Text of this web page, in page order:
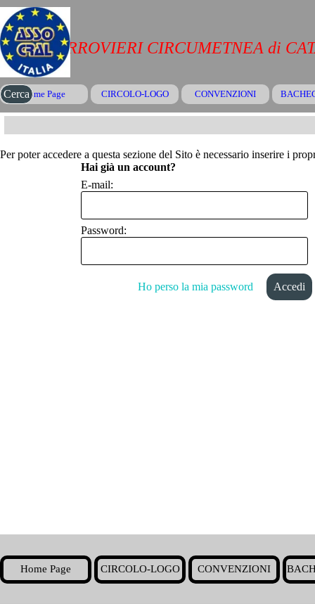
Vai ai contenuti
Salta menù
Home Page CIRCOLO-LOGO ▼
CONVENZIONI
CRAL FERROVIERI CIRCUMETNEA di
Cerca
Per poter accedere a questa sezione del Sito è necessario inserire i
Hai già un account?
E-mail:
Password:
Ho perso la mia password
Home Page CIRCOLO-LOGO ▼
CONVENZIONI